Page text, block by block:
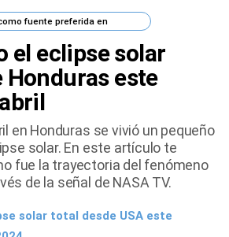
fuente preferida en
el eclipse solar
Honduras este
en Honduras se vivió un pequeño
solar. En este artículo te
fue la trayectoria del fenómeno
de la señal de NASA TV.
solar total desde USA este